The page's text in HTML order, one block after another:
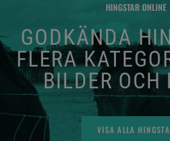
HINGSTAR ONLINE
GODKÄNDA
FLERA
BILDER OCH
VISA ALLA